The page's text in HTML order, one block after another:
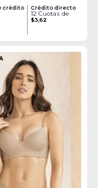
crédito Crédito directo
12 Cuotas de
$3,62